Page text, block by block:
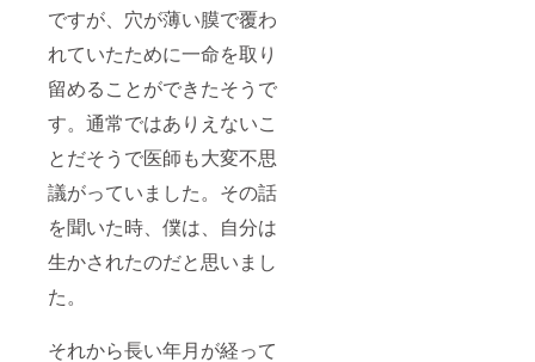
ですが、穴が薄い膜で覆わ
れていたために一命を取り
留めることができたそうで
す。通常ではありえないこ
とだそうで医師も大変不思
議がっていました。その話
を聞いた時、僕は、自分は
生かされたのだと思いまし
た。
それから長い年月が経って